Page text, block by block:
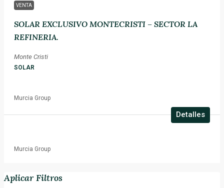
VENTA
SOLAR EXCLUSIVO MONTECRISTI – SECTOR LA
REFINERIA.
Monte Cristi
SOLAR
Detalles
Murcia Group
Murcia Group
Aplicar Filtros